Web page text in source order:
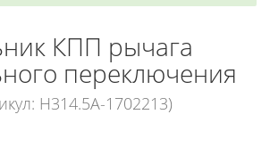
КПП рычага
переключения
H314.5A-1702213)